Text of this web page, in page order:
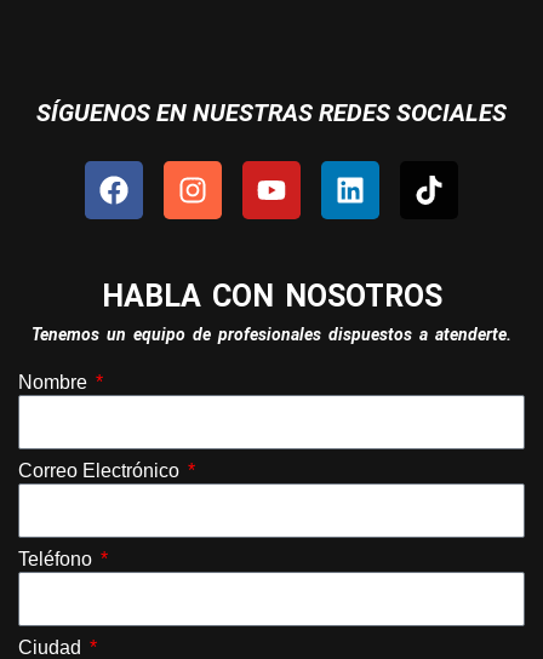
SÍGUENOS EN NUESTRAS REDES SOCIALES
HABLA CON NOSOTROS
Tenemos un equipo de profesionales dispuestos a atenderte.
Nombre
Correo Electrónico
Teléfono
Ciudad